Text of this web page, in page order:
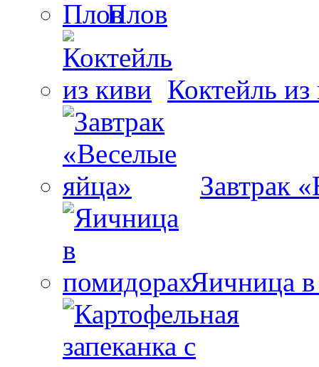
Плов
Коктейль из
Завтрак
Яичница